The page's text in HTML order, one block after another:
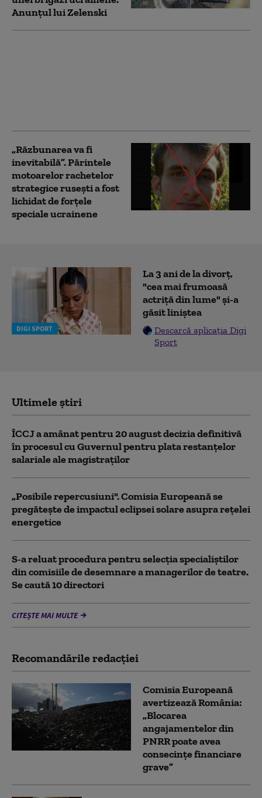
Anunțul lui Zelenski
„Răzbunarea va fi
inevitabilă”. Părintele
motoarelor rachetelor
strategice rusești a fost
lichidat de forțele
speciale ucrainene
DIGI SPORT
La 3 ani de la divorț,
"cea mai frumoasă
actriță din lume" și-a
găsit liniștea
Descarcă aplicația Digi
Sport
Ultimele știri
ÎCCJ a amânat pentru 20 august decizia definitivă
în procesul cu Guvernul pentru plata restanțelor
salariale ale magistraților
„Posibile repercusiuni". Comisia Europeană se
pregătește de impactul eclipsei solare asupra rețelei
energetice
S-a reluat procedura pentru selecţia specialiştilor
din comisiile de desemnare a managerilor de teatre.
Se caută 10 directori
CITEȘTE MAI MULTE
Recomandările redacţiei
Comisia Europeană
avertizează România:
„Blocarea
angajamentelor din
PNRR poate avea
consecințe financiare
grave”